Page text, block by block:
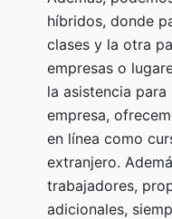
híbridos, donde
clases y la otra
empresas o
la asistencia
empresa,
en línea como
extranjero.
trabajadores,
adicionales,